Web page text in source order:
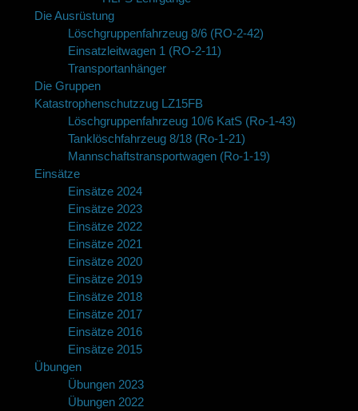
Die Ausrüstung
Löschgruppenfahrzeug 8/6 (RO-2-42)
Einsatzleitwagen 1 (RO-2-11)
Transportanhänger
Die Gruppen
Katastrophenschutzzug LZ15FB
Löschgruppenfahrzeug 10/6 KatS (Ro-1-43)
Tanklöschfahrzeug 8/18 (Ro-1-21)
Mannschaftstransportwagen (Ro-1-19)
Einsätze
Einsätze 2024
Einsätze 2023
Einsätze 2022
Einsätze 2021
Einsätze 2020
Einsätze 2019
Einsätze 2018
Einsätze 2017
Einsätze 2016
Einsätze 2015
Übungen
Übungen 2023
Übungen 2022